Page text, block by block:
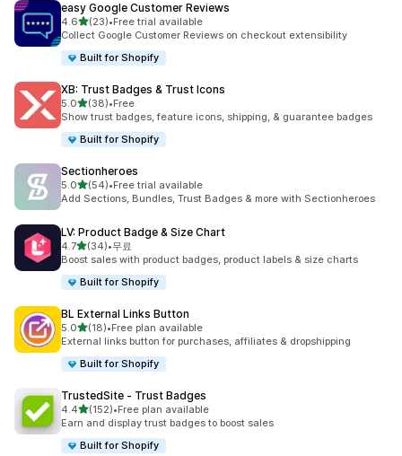
easy Google Customer Reviews
4.6별 5개 중
(23)
총 리뷰 23개
•Free trial available
Collect Google Customer Reviews on checkout extensibility
Built for Shopify
XB: Trust Badges & Trust Icons
5.0별 5개 중
(38)
총 리뷰 38개
•Free
Show trust badges, feature icons, shipping, & guarantee badges
Built for Shopify
Sectionheroes
5.0별 5개 중
(54)
총 리뷰 54개
•Free trial available
Add Sections, Bundles, Trust Badges & more with Sectionheroes
LV: Product Badge & Size Chart
4.7별 5개 중
(34)
총 리뷰 34개
•무료
Boost sales with product badges, product labels & size charts
Built for Shopify
BL External Links Button
5.0별 5개 중
(18)
총 리뷰 18개
•Free plan available
External links button for purchases, affiliates & dropshipping
Built for Shopify
TrustedSite ‑ Trust Badges
4.4별 5개 중
(152)
총 리뷰 152개
•Free plan available
Earn and display trust badges to boost sales
Built for Shopify